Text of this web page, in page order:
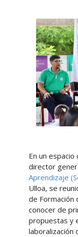
En un
director
Aprendizaje
Ulloa, se
de Formación
conocer de
propuestas y
laboralización